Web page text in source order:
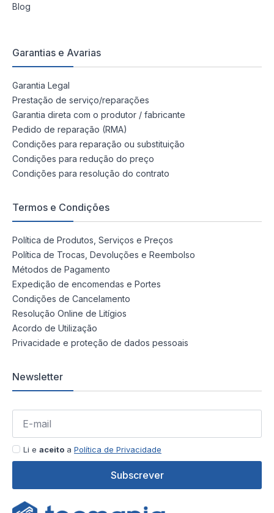
Blog
Garantias e Avarias
Garantia Legal
Prestação de serviço/reparações
Garantia direta com o produtor / fabricante
Pedido de reparação (RMA)
Condições para reparação ou substituição
Condições para redução do preço
Condições para resolução do contrato
Termos e Condições
Política de Produtos, Serviços e Preços
Política de Trocas, Devoluções e Reembolso
Métodos de Pagamento
Expedição de encomendas e Portes
Condições de Cancelamento
Resolução Online de Litígios
Acordo de Utilização
Privacidade e proteção de dados pessoais
Newsletter
Li e aceito a Política de Privacidade
Subscrever